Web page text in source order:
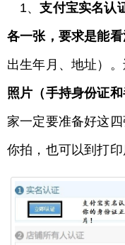
1、支付宝实名认
各一张，要求是能
出生年月、地址）
照片（手持身份证和
家一定要准备好这
你拍，也可以到打印